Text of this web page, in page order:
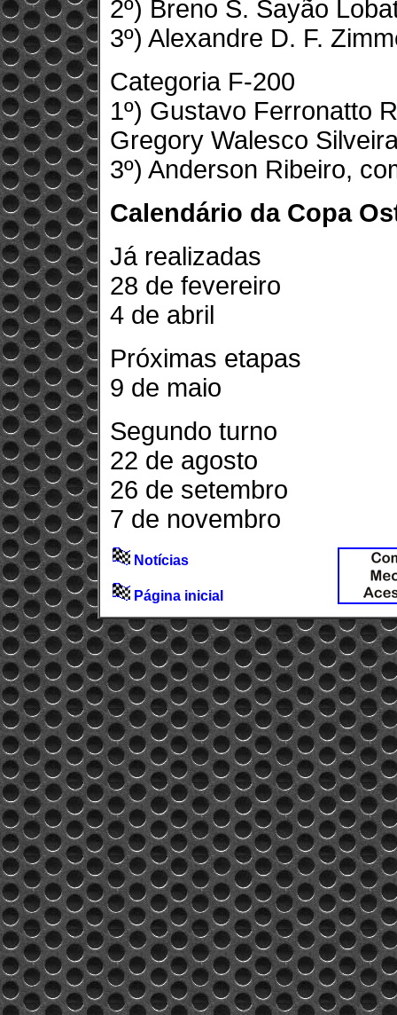
2º) Breno S. Sayão
3º) Alexandre D. F.
Categoria F-200
1º) Gustavo Ferronatto
Gregory Walesco
3º) Anderson Ribeiro,
Calendário da Copa
Já realizadas
28 de fevereiro
4 de abril
Próximas etapas
9 de maio
Segundo turno
22 de agosto
26 de setembro
7 de novembro
Notícias
Página inicial